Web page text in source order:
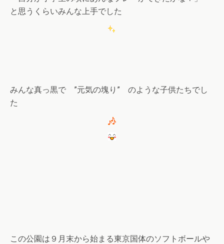
と思うくらいみんな上手でした
みんな真っ黒で ”元気の塊り” のような子供たちでし
た
この公園は９月末から始まる東京国体のソフトボールや